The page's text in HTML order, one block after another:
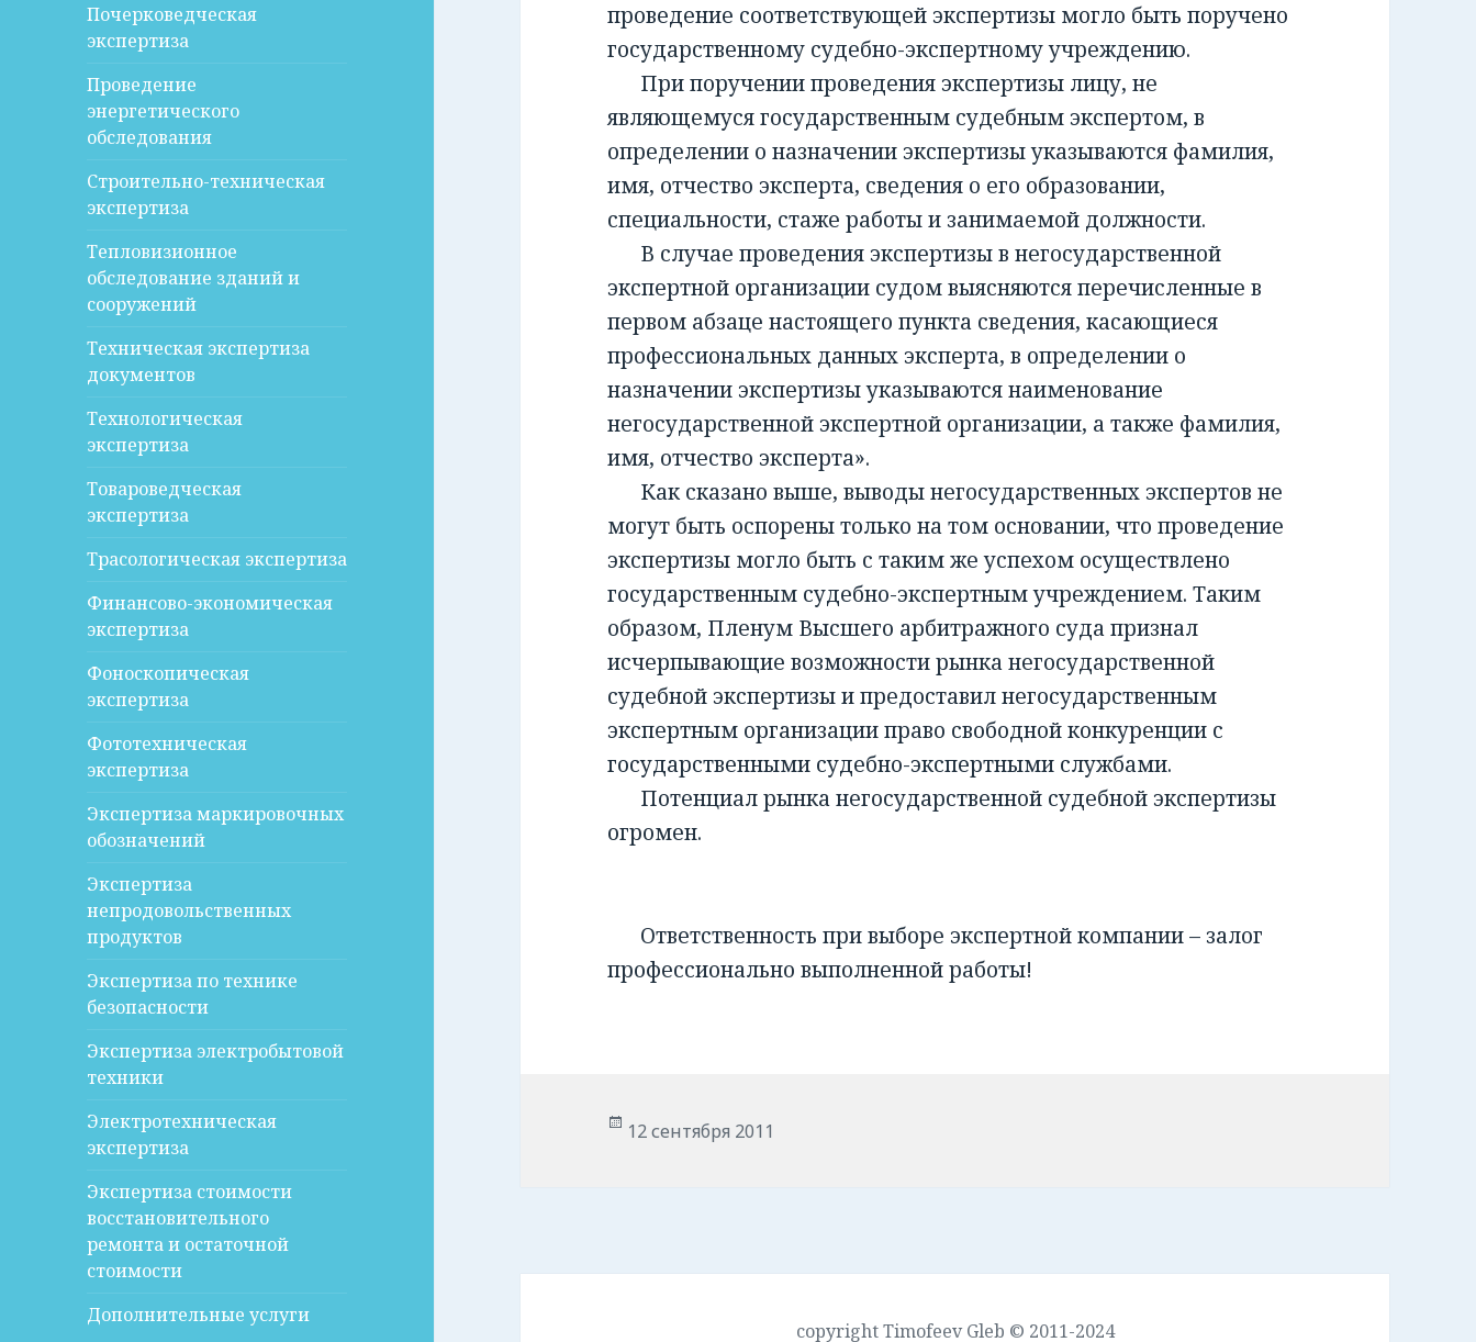
Почерковедческая
экспертиза
Проведение
энергетического
обследования
Строительно-техническая
экспертиза
Тепловизионное
обследование зданий и
сооружений
Техническая экспертиза
документов
Технологическая
экспертиза
Товароведческая
экспертиза
Трасологическая экспертиза
Финансово-экономическая
экспертиза
Фоноскопическая
экспертиза
Фототехническая
экспертиза
Экспертиза маркировочных
обозначений
Экспертиза
непродовольственных
продуктов
Экспертиза по технике
безопасности
Экспертиза электробытовой
техники
Электротехническая
экспертиза
Экспертиза стоимости
восстановительного
ремонта и остаточной
стоимости
Дополнительные услуги
проведение соответствующей экспертизы могло быть поручено
государственному судебно-экспертному учреждению.
При поручении проведения экспертизы лицу, не
являющемуся государственным судебным экспертом, в
определении о назначении экспертизы указываются фамилия,
имя, отчество эксперта, сведения о его образовании,
специальности, стаже работы и занимаемой должности.
В случае проведения экспертизы в негосударственной
экспертной организации судом выясняются перечисленные в
первом абзаце настоящего пункта сведения, касающиеся
профессиональных данных эксперта, в определении о
назначении экспертизы указываются наименование
негосударственной экспертной организации, а также фамилия,
имя, отчество эксперта».
Как сказано выше, выводы негосударственных экспертов не
могут быть оспорены только на том основании, что проведение
экспертизы могло быть с таким же успехом осуществлено
государственным судебно-экспертным учреждением. Таким
образом, Пленум Высшего арбитражного суда признал
исчерпывающие возможности рынка негосударственной
судебной экспертизы и предоставил негосударственным
экспертным организации право свободной конкуренции с
государственными судебно-экспертными службами.
Потенциал рынка негосударственной судебной экспертизы
огромен.
Ответственность при выборе экспертной компании – залог
профессионально выполненной работы!
Опубликовано
12 сентября 2011
copyright Timofeev Gleb © 2011-2024